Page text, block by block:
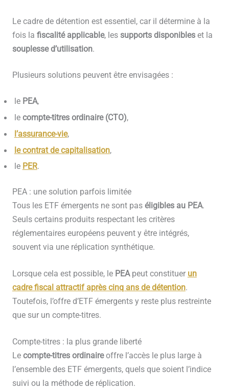
Le cadre de détention est essentiel, car il détermine à la
fois la fiscalité applicable, les supports disponibleset la
souplesse d’utilisation.
Plusieurs solutions peuvent être envisagées :
le PEA,
le compte-titres ordinaire (CTO),
l’assurance-vie,
lecontrat de capitalisation,
le PER.
PEA : une solution parfois limitée
Tous les ETF émergents ne sont pas éligibles au PEA.
Seuls certains produits respectant les critères
réglementaires européens peuvent y être intégrés,
souvent via une réplication synthétique.
Lorsque cela est possible, le PEApeut constituer un
cadre fiscal attractif après cinq ans de détention.
Toutefois, l’offre d’ETF émergents y reste plus restreinte
que sur un compte-titres.
Compte-titres : la plus grande liberté
Le compte-titres ordinaireoffre l’accès le plus large à
l’ensemble des ETF émergents, quels que soient l’indice
suivi ou la méthode de réplication.